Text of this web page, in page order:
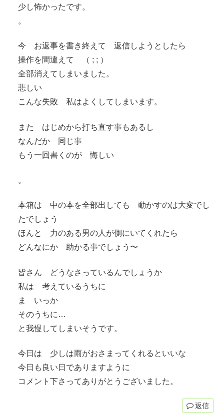
少し怖かったです。
。
今 お返事を書き終えて 返信しようとしたら
操作を間違えて （ ; ; ）
全部消えてしまいました。
悲しい
こんな失敗 私はよくしてしまいます。
また はじめから打ち直す事もあるし
なんだか 同じ事
もう一回書くのが 悔しい
。
本箱は 中の本を全部出しても 動かすのは大変でし
たでしょう
ほんと 力のある男の人が側にいてくれたら
どんなにか 助かる事でしょう〜
皆さん どうなさっているんでしょうか
私は 考えているうちに
ま いっか
そのうちに…
と我慢してしまいそうです。
今日は 少しは雨がおさまってくれるといいな
今日も良い日でありますように
コメント下さってありがとうございました。
返信